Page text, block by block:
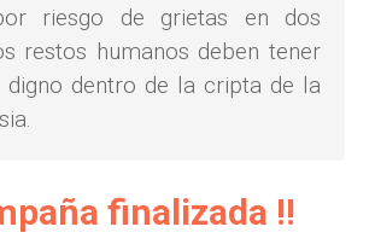
riesgo de grietas en dos
restos humanos deben tener
digno dentro de la cripta de la
finalizada !!